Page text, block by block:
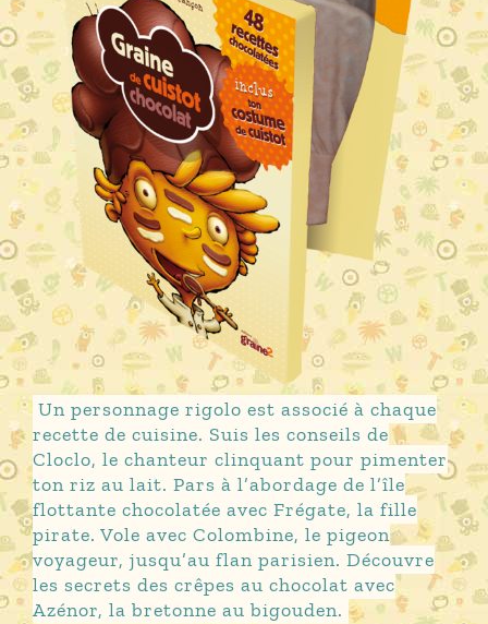
Un personnage rigolo est associé à chaque
recette de cuisine. Suis les conseils de
Cloclo, le chanteur clinquant pour pimenter
ton riz au lait. Pars à l’abordage de l’île
flottante chocolatée avec Frégate, la fille
pirate. Vole avec Colombine, le pigeon
voyageur, jusqu’au flan parisien. Découvre
les secrets des crêpes au chocolat avec
Azénor, la bretonne au bigouden.